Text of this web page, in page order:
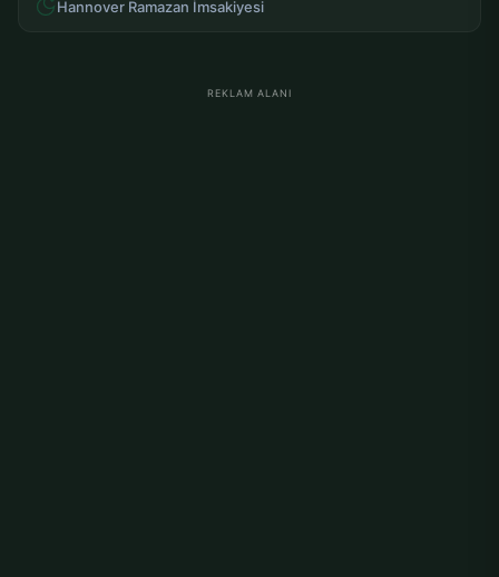
Hannover Ramazan İmsakiyesi
REKLAM ALANI